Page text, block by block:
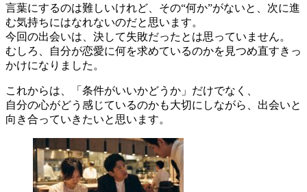
言葉にするのは難しいけれど、その“何か”がないと、次に進
む気持ちにはなれないのだと思います。
今回の出会いは、決して失敗だったとは思っていません。
むしろ、自分が恋愛に何を求めているのかを見つめ直すきっ
かけになりました。
これからは、「条件がいいかどうか」だけでなく、
自分の心がどう感じているのかも大切にしながら、出会いと
向き合っていきたいと思います。